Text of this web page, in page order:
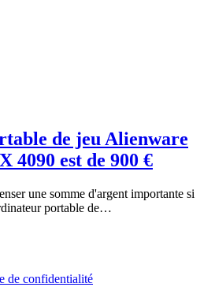
de jeu Alienware
4090 est de 900 €
une somme d'argent importante si
portable de…
de confidentialité